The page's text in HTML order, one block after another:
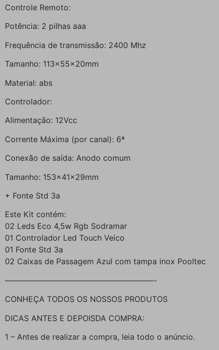
Controle Remoto:
Potência: 2 pilhas aaa
Frequência de transmissão: 2400 Mhz
Tamanho: 113x55x20mm
Material: abs
Controlador:
Alimentação: 12Vcc
Corrente Máxima (por canal): 6ª
Conexão de saída: Anodo comum
Tamanho: 153x41x29mm
+ Fonte Std 3a
Este Kit contém:
02 Leds Eco 4,5w Rgb Sodramar
01 Controlador Led Touch Veico
01 Fonte Std 3a
02 Caixas de Passagem Azul com tampa inox Pooltec
———————————————————-
CONHEÇA TODOS OS NOSSOS PRODUTOS
DICAS ANTES E DEPOISDA COMPRA:
1 – Antes de realizar a compra, leia todo o anúncio.